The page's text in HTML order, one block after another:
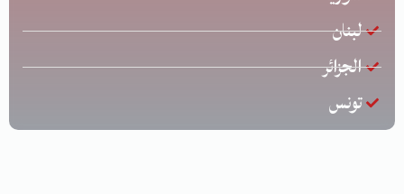
لبنان
الجزائر
تونس